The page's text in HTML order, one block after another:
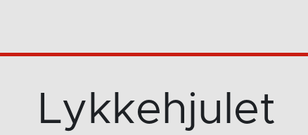
Lykkehjulet